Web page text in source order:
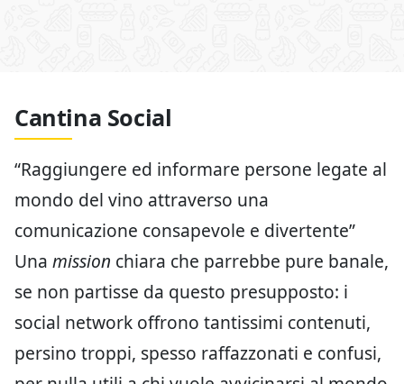
Cantina Social
“Raggiungere ed informare persone legate al
mondo del vino attraverso una
comunicazione consapevole e divertente”
Una mission chiara che parrebbe pure banale,
se non partisse da questo presupposto: i
social network offrono tantissimi contenuti,
persino troppi, spesso raffazzonati e confusi,